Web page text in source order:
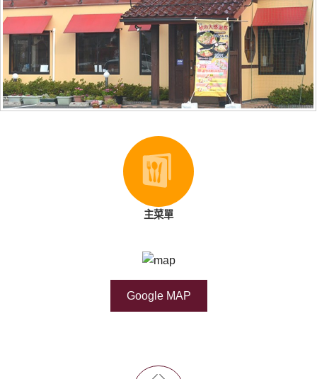
主菜單
Google MAP